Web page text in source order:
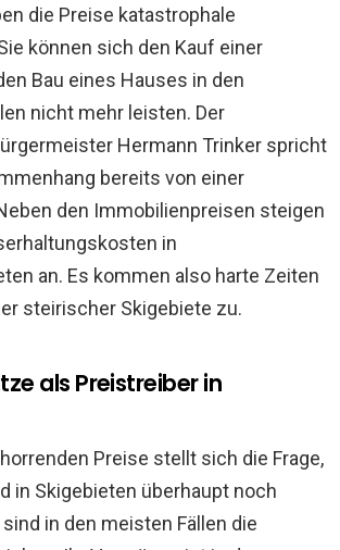
die Preise katastrophale
können sich den Kauf einer
Bau eines Hauses in den
nicht mehr leisten. Der
Hermann Trinker spricht
bereits von einer
den Immobilienpreisen steigen
in
an. Es kommen also harte Zeiten
steirischer Skigebiete zu.
als Preistreiber in
Preise stellt sich die Frage,
in Skigebieten überhaupt noch
sind in den meisten Fällen die